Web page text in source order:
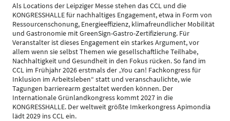
Als Locations der Leipziger Messe stehen das CCL und die
KONGRESSHALLE für nachhaltiges Engagement, etwa in Form von
Ressourcenschonung, Energieeffizienz, klimafreundlicher Mobilität
und Gastronomie mit GreenSign-Gastro-Zertifizierung. Für
Veranstalter ist dieses Engagement ein starkes Argument, vor
allem wenn sie selbst Themen wie gesellschaftliche Teilhabe,
Nachhaltigkeit und Gesundheit in den Fokus rücken. So fand im
CCL im Frühjahr 2026 erstmals der „You can! Fachkongress für
Inklusion im Arbeitsleben“ statt und veranschaulichte, wie
Tagungen barrierearm gestaltet werden können. Der
Internationale Grünlandkongress kommt 2027 in die
KONGRESSHALLE. Der weltweit größte Imkerkongress Apimondia
lädt 2029 ins CCL ein.